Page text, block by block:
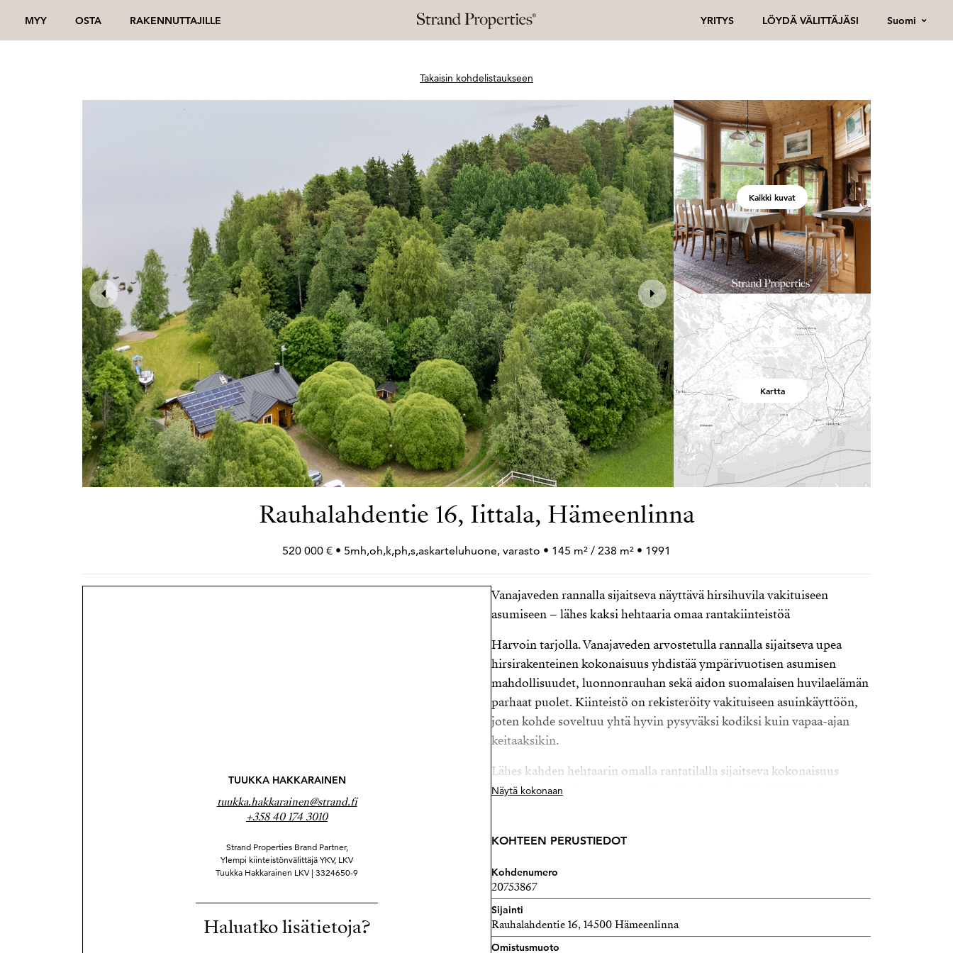
MYY OSTA RAKENNUTTAJILLE YRITYS LÖYDÄ VÄLITTÄJÄSI Suomi
Takaisin kohdelistaukseen
Kaikki kuvat
Kartta
Rauhalahdentie 16, Iittala, Hämeenlinna
520 000 € • 5mh,oh,k,ph,s,askarteluhuone, varasto • 145 m² / 238 m² • 1991
TUUKKA HAKKARAINEN
tuukka.hakkarainen@strand.fi
+358 40 174 3010
Strand Properties Brand Partner,
Ylempi kiinteistönvälittäjä YKV, LKV
Tuukka Hakkarainen LKV | 3324650-9
Haluatko lisätietoja?
Vanajaveden rannalla sijaitseva näyttävä hirsihuvila vakituiseen
asumiseen – lähes kaksi hehtaaria omaa rantakiinteistöä
Harvoin tarjolla. Vanajaveden arvostetulla rannalla sijaitseva upea
hirsirakenteinen kokonaisuus yhdistää ympärivuotisen asumisen
mahdollisuudet, luonnonrauhan sekä aidon suomalaisen huvilaelämän
parhaat puolet. Kiinteistö on rekisteröity vakituiseen asuinkäyttöön,
joten kohde soveltuu yhtä hyvin pysyväksi kodiksi kuin vapaa-ajan
keitaaksikin.
Lähes kahden hehtaarin omalla rantatilalla sijaitseva kokonaisuus
tarjoaa runsaasti omaa rantaviivaa Vanajaveden äärellä. Vehreä
päivänä.
Vuonna 1991 valmistunut hirsitalo huokuu lämpöä ja tunnelmaa.
Kahteen kerrokseen sijoittuvat tilat tarjoavat runsaasti
mahdollisuuksia suuremmallekin perheelle, etätyöhön tai vapaa-ajan
viettoon ystävien ja suvun kesken. Kodin sydämenä toimii avara
Näytä kokonaan
KOHTEEN PERUSTIEDOT
Kohdenumero
20753867
Sijainti
Rauhalahdentie 16, 14500 Hämeenlinna
Omistusmuoto